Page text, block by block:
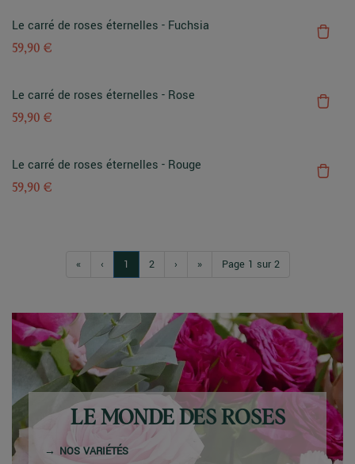
Le carré de roses éternelles - Fuchsia
59,90 €
Le carré de roses éternelles - Rose
59,90 €
Le carré de roses éternelles - Rouge
59,90 €
« ‹ 1 2 › » Page 1 sur 2
LE MONDE DES ROSES
NOS VARIÉTÉS